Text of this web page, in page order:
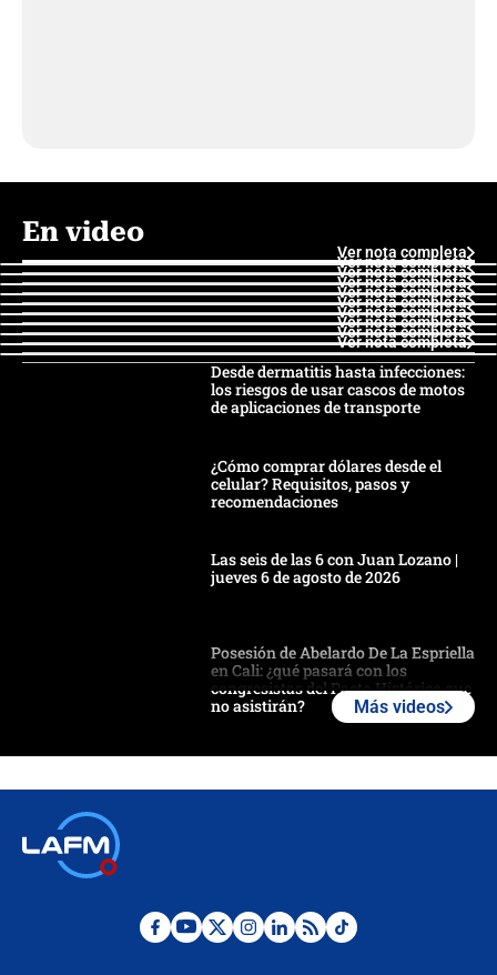
En video
Ver nota completa
Ver nota completa
Ver nota completa
Ver nota completa
Ver nota completa
Ver nota completa
Ver nota completa
Ver nota completa
Ver nota completa
Ver nota completa
Desde dermatitis hasta infecciones:
los riesgos de usar cascos de motos
de aplicaciones de transporte
¿Cómo comprar dólares desde el
celular? Requisitos, pasos y
recomendaciones
Las seis de las 6 con Juan Lozano |
jueves 6 de agosto de 2026
Posesión de Abelardo De La Espriella
en Cali: ¿qué pasará con los
congresistas del Pacto Histórico que
no asistirán?
¿Por qué De la Espriella gobernará
Más videos